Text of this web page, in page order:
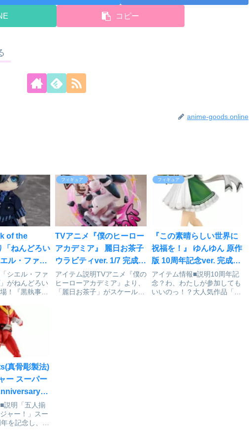
コピー
anime-goods.online
of the
ねんどろい
ル・ファン
の紹介
シエル・ファ
がねんどろい
！『黒執事
・ファントム
どろいどどー
いどどーる
はねんどろい
フィギュア
TVアニメ『僕のヒーロー
アカデミア』 麗日お茶子
ウラビティver. 1/7 完成品
フィギュア[PROOF]が予
約受付開始
アイテム説明TVアニメ『僕の
ヒーローアカデミア』より、
「麗日お茶子」がスケールフ
フィギュア
『この素晴らしい世界に
祝福を！』 ゆんゆん 原作
版 10周年記念ver. 完成品
フィギュア
[KADOKAWA]が予約受
付開始
アイテム情報■説明10周年記
念？わ、わたしが参加しても
いいのっ！？大人気作品「こ
真骨彫製法)
ー スーパー
台座付属)
レンジャ
SPIRITS]
説明「五人揃
ャー！」スー
を記念し、第